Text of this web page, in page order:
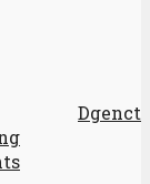
Dgenct